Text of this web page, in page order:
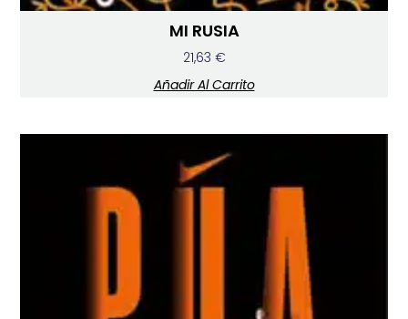
MI RUSIA
21,63 €
Añadir Al Carrito